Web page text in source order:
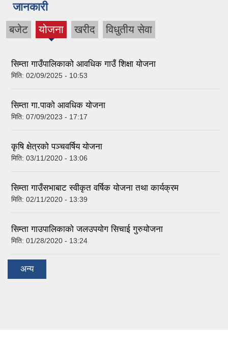
जानकारी
बजेट योजना
(active
खरीद विधुतीय सेवा
सिम्ता गाउँपालिकाको आवधिक गाउँ शिक्षा योजना
मिति: 02/09/2025 - 10:53
सिम्ता गा.पाको आवधिक योजना
मिति: 07/09/2023 - 17:17
कृषि क्षेत्रको पञ्चवर्षिय योजना
मिति: 03/11/2020 - 13:06
सिम्ता गाउँसभाबाट स्वीकृत वर्षिक योजना तथा कार्यक्रम
मिति: 02/11/2020 - 13:39
सिम्ता गाउपालिकाको जलउपयोग सिचाई गुरुयोजना
मिति: 01/28/2020 - 13:24
अन्य